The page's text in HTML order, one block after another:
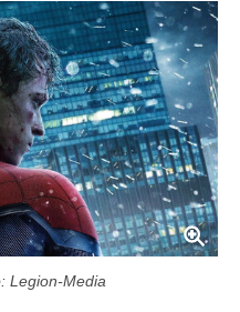
Media